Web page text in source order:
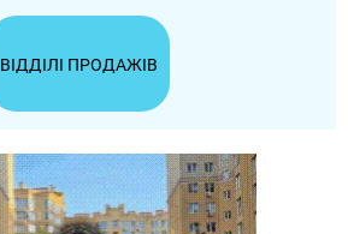
ВІДДІЛІ ПРОДАЖІВ